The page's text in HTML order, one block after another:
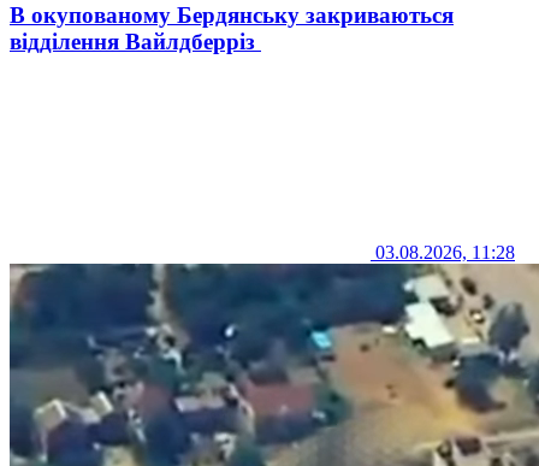
В окупованому Бердянську закриваються
відділення Вайлдберріз
03.08.2026, 11:28